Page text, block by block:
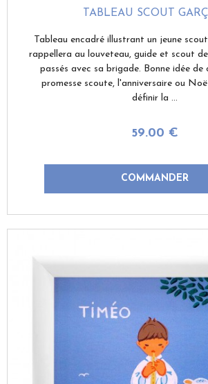
TABLEAU SCOUT
59.00 €
Tableau encadré illustrant un jeune
rappellera au louveteau, guide et scout
passés avec sa brigade. Bonne idée de
promesse scoute, l'anniversaire ou
définir la ...